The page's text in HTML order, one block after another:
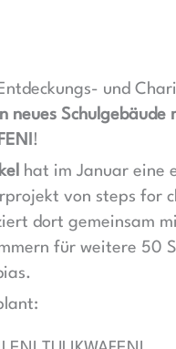
und
neues Schulgebäude
!
hat im Januar eine
von steps for
dort gemeinsam
für weitere 50